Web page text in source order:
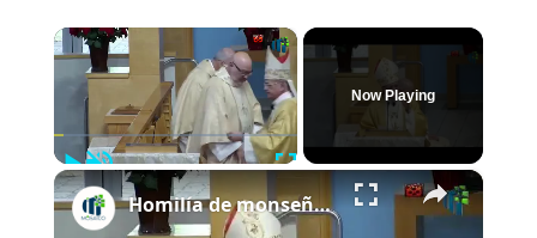
×
PlayUnmute Fullscreen
Now Playing
×
Homilía de monseñor Silvio Báez Navidad 25 de diciembre de 2025